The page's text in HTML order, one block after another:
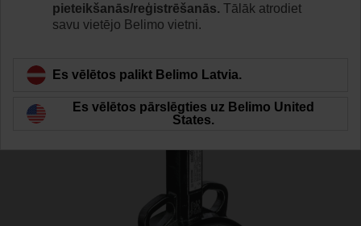
Learn more
Back to product category
pieteikšanās/reģistrēšanās. Tālāk atrodiet
savu vietējo Belimo vietni.
Es vēlētos palikt Belimo Latvia.
Es vēlētos pārslēgties uz Belimo United
States.